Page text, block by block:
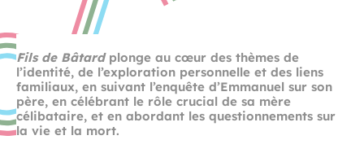
Fils de Bâtardplonge au cœur des thèmes de
l’identité, de l’exploration personnelle et des liens
familiaux, en suivant l’enquête d’Emmanuel sur son
père, en célébrant le rôle crucial de sa mère
célibataire, et en abordant les questionnements sur
la vie et la mort.